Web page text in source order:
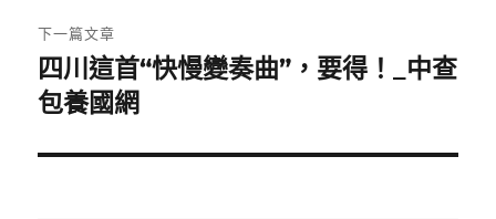
章:
下一篇文章
下
一
文
四川這首“快慢變奏曲”，要得！_中查
包養國網